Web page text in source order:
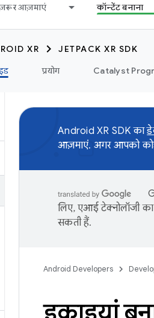
आज़माएं कॉन्टेंट बनाना
XR
JETPACK XR SDK
प्रयोग Catalyst
Android XR SDK का
आज़माएं. अगर आपको
लिए, एआई टेक्नोलॉजी
सकती हैं.
Android Developers